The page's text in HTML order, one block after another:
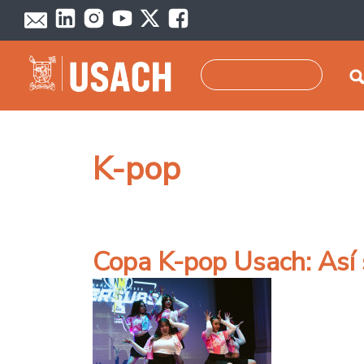
Pasar al contenido principal
K-pop
Copa K-pop Usach: